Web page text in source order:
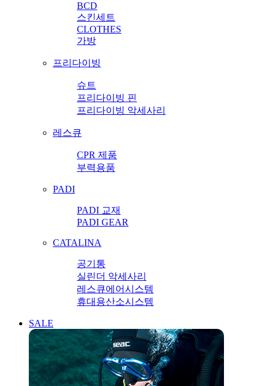
BCD
스킨세트
CLOTHES
가방
프리다이빙
슈트
프리다이빙 핀
프리다이빙 악세사리
레스큐
CPR 제품
부력용품
PADI
PADI 교재
PADI GEAR
CATALINA
공기통
실린더 악세사리
레스큐에어시스템
휴대용산소시스템
SALE